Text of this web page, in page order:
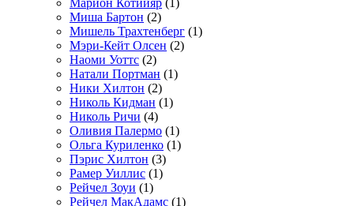
Марион Котийяр (1)
Миша Бартон (2)
Мишель Трахтенберг (1)
Мэри-Кейт Олсен (2)
Наоми Уоттс (2)
Натали Портман (1)
Ники Хилтон (2)
Николь Кидман (1)
Николь Ричи (4)
Оливия Палермо (1)
Ольга Куриленко (1)
Пэрис Хилтон (3)
Рамер Уиллис (1)
Рейчел Зоуи (1)
Рейчел МакАдамс (1)